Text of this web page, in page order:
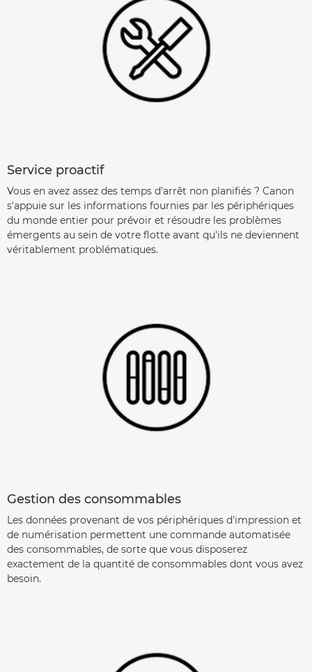
Service proactif
Vous en avez assez des temps d'arrêt non planifiés ? Canon
s'appuie sur les informations fournies par les périphériques
du monde entier pour prévoir et résoudre les problèmes
émergents au sein de votre flotte avant qu'ils ne deviennent
véritablement problématiques.
Gestion des consommables
Les données provenant de vos périphériques d'impression et
de numérisation permettent une commande automatisée
des consommables, de sorte que vous disposerez
exactement de la quantité de consommables dont vous avez
besoin.